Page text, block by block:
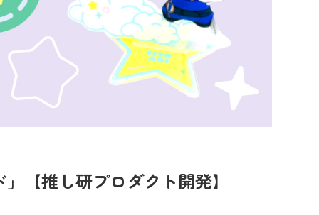
【推し研プロダクト開発】